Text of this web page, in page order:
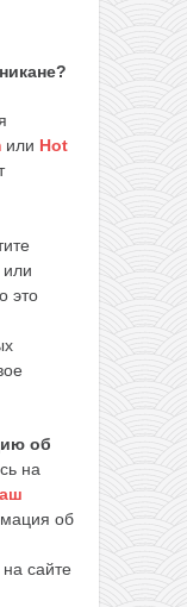
или Hot
или
это
об
на
об
сайте